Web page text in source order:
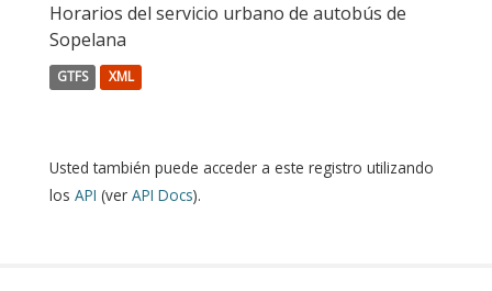
Horarios del servicio urbano de autobús de
Sopelana
GTFS XML
Usted también puede acceder a este registro utilizando
los API (ver API Docs).